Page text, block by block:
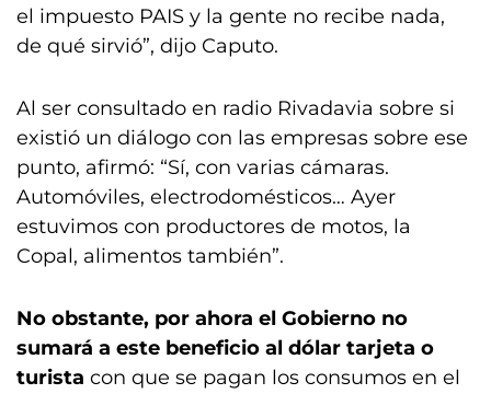
el impuesto PAIS y la gente no recibe nada,
de qué sirvió”, dijo Caputo.
Al ser consultado en radio Rivadavia sobre si
existió un diálogo con las empresas sobre ese
punto, afirmó: “Sí, con varias cámaras.
Automóviles, electrodomésticos… Ayer
estuvimos con productores de motos, la
Copal, alimentos también”.
No obstante, por ahora el Gobierno no
sumará a este beneficio al dólar tarjeta o
turista con que se pagan los consumos en el